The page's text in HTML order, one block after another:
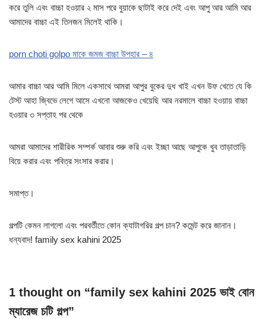
করে তুলি এবং বাচ্চা হওয়ার ২ মাস পরে বুয়াকে ছাটাই করে দেই এবং আপু আর আমি আর
আমাদের বাচ্চা এই তিনজন মিলেই থাকি।
porn choti golpo মাকে জমজ বাচ্চা উপহার – ৪
আমার বাচ্চা আর আমি মিলে একসাথে আমরা আপুর বুকের দুধ খাই এখন উফ খেতে যে কি
টেস্ট আহা জ্বিভে লেগে আসে এখনো আজকেও খেয়েছি আর নরমালে বাচ্চা হওয়ায় বাচ্চা
হওয়ার ৩ সপ্তাহ পর থেকে
আমরা আমাদের শারীরিক সম্পর্ক আবার শুরু করি এবং ইচ্ছা আছে আপুকে খুব তাড়াতাড়ি
বিয়ে করার এবং পবিত্র সংসার করার।
সমাপ্ত।
গল্পটি কেমন লাগলো এবং পরবর্তীতে কোন ক্যাটাগরির গল্প চান? কমেন্ট করে জানান।
ধন্যবাদ! family sex kahini 2025
1 thought on “family sex kahini 2025 ভাই বোন
ম্যারেজ চটি গল্প”